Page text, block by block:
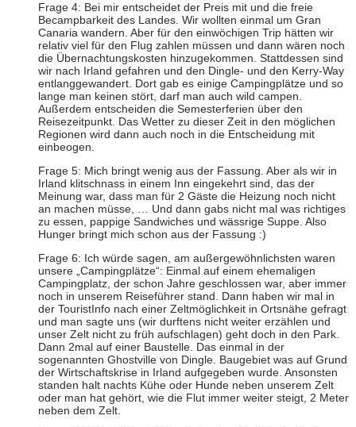
Frage 4: Bei mir entscheidet der Preis mit und die freie
Becampbarkeit des Landes. Wir wollten einmal um Gran
Canaria wandern. Aber für den einwöchigen Trip hätten wir
relativ viel für den Flug zahlen müssen und dann wären noch
die Übernachtungskosten hinzugekommen. Stattdessen sind
wir nach Irland gefahren und den Dingle- und den Kerry-Way
entlanggewandert. Dort gab es einige Campingplätze und so
lange man keinen stört, darf man auch wild campen.
Außerdem entscheiden die Semesterferien über den
Reisezeitpunkt. Das Wetter zu dieser Zeit in den möglichen
Regionen wird dann auch noch in die Entscheidung mit
einbeogen.
Frage 5: Mich bringt wenig aus der Fassung. Aber als wir in
Irland klitschnass in einem Inn eingekehrt sind, das der
Meinung war, dass man für 2 Gäste die Heizung noch nicht
an machen müsse, … Und dann gabs nicht mal was richtiges
zu essen, pappige Sandwiches und wässrige Suppe. Also
Hunger bringt mich schon aus der Fassung :)
Frage 6: Ich würde sagen, am außergewöhnlichsten waren
unsere „Campingplätze“: Einmal auf einem ehemaligen
Campingplatz, der schon Jahre geschlossen war, aber immer
noch in unserem Reiseführer stand. Dann haben wir mal in
der TouristInfo nach einer Zeltmöglichkeit in Ortsnähe gefragt
und man sagte uns (wir durftens nicht weiter erzählen und
unser Zelt nicht zu früh aufschlagen) geht doch in den Park.
Dann 2mal auf einer Baustelle. Das einmal in der
sogenannten Ghostville von Dingle. Baugebiet was auf Grund
der Wirtschaftskrise in Irland aufgegeben wurde. Ansonsten
standen halt nachts Kühe oder Hunde neben unserem Zelt
oder man hat gehört, wie die Flut immer weiter steigt, 2 Meter
neben dem Zelt.